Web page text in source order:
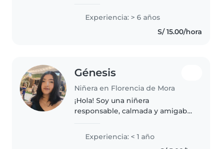
trabajado 5 años en un jardin
como auxiliar y 1 año cuidando a
Experiencia: > 6 años
S/ 15.00/hora
Génesis
Niñera en Florencia de Mora
¡Hola! Soy una niñera
responsable, calmada y amigable
pequeños. Aunque soy nueva en
el cuidado infantil, tengo
Experiencia: < 1 año